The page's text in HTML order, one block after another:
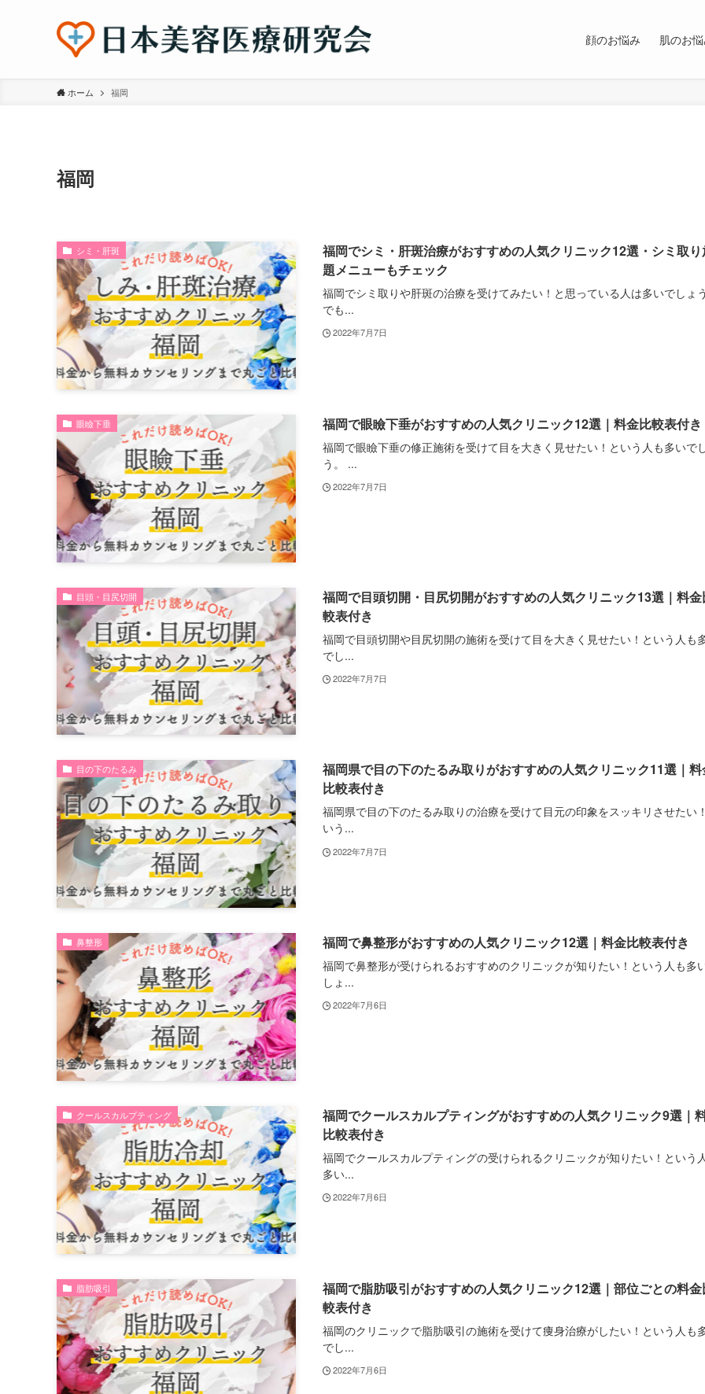
顔のお悩み 肌のお
ホーム 福岡
福岡
シミ・肝斑
福岡でシミ・肝斑治療がおすすめの人気クリニック12選・シミ取り
題メニューもチェック
福岡でシミ取りや肝斑の治療を受けてみたい！と思っている人は多いでしょ
でも...
2022年7月7日
眼瞼下垂 福岡で眼瞼下垂がおすすめの人気クリニック12選｜料金比較表付き
福岡で眼瞼下垂の修正施術を受けて目を大きく見せたい！という人も多いで
う。 ...
2022年7月7日
目頭・目尻切開
福岡で目頭切開・目尻切開がおすすめの人気クリニック13選｜料金
較表付き
福岡で目頭切開や目尻切開の施術を受けて目を大きく見せたい！という人も
でし...
2022年7月7日
目の下のたるみ
福岡県で目の下のたるみ取りがおすすめの人気クリニック11選｜料
比較表付き
福岡県で目の下のたるみ取りの治療を受けて目元の印象をスッキリさせたい
いう...
2022年7月7日
鼻整形 福岡で鼻整形がおすすめの人気クリニック12選｜料金比較表付き
福岡で鼻整形が受けられるおすすめのクリニックが知りたい！という人も多
しょ...
2022年7月6日
クールスカルプティング
福岡でクールスカルプティングがおすすめの人気クリニック9選｜
比較表付き
福岡でクールスカルプティングの受けられるクリニックが知りたい！という
多い...
2022年7月6日
脂肪吸引
福岡で脂肪吸引がおすすめの人気クリニック12選｜部位ごとの料金
較表付き
福岡のクリニックで脂肪吸引の施術を受けて痩身治療がしたい！という人も
でし...
2022年7月6日